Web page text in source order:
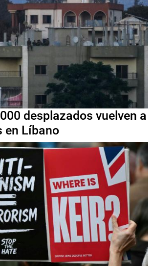
desplazados vuelven a
en Líbano